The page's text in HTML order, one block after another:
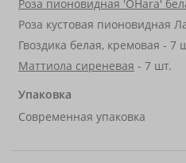
Роза пионовидная 'OHara'
Роза кустовая пионовидная
Гвоздика белая, кремовая - 7
Маттиола сиреневая - 7 шт.
Упаковка
Современная упаковка